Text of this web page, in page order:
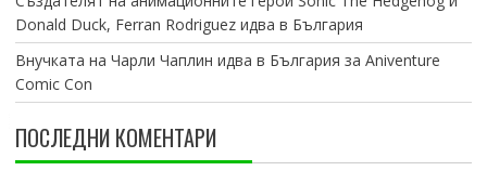
Donald Duck, Ferran Rodriguez идва в България
Внучката на Чарли Чаплин идва в България за Aniventure
Comic Con
ПОСЛЕДНИ КОМЕНТАРИ